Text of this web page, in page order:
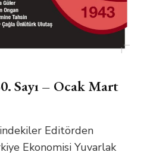
Sayı – Ocak Mart
Editörden
Ekonomisi Yuvarlak